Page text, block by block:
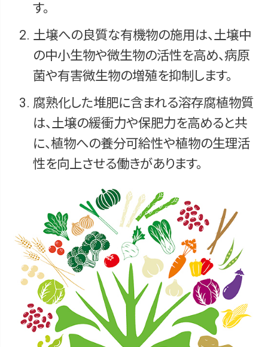
す。
土壌への良質な有機物の施用は、土壌中
の中小生物や微生物の活性を高め、病原
菌や有害微生物の増殖を抑制します。
腐熟化した堆肥に含まれる溶存腐植物質
は、土壌の緩衝力や保肥力を高めると共
に、植物への養分可給性や植物の生理活
性を向上させる働きがあります。